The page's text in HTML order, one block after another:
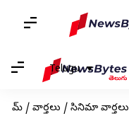
Telugu
హోమ్ / వార్తలు / సినిమా వార్తలు